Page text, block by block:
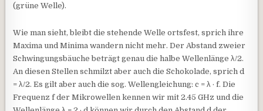
(grüne Welle).
Wie man sieht, bleibt die stehende Welle ortsfest, sprich ihre
Maxima und Minima wandern nicht mehr. Der Abstand zweier
Schwingungsbäuche beträgt genau die halbe Wellenlänge λ/2.
An diesen Stellen schmilzt aber auch die Schokolade, sprich d
= λ/2. Es gilt aber auch die sog. Wellengleichung: c = λ · f. Die
Frequenz f der Mikrowellen kennen wir mit 2.45 GHz und die